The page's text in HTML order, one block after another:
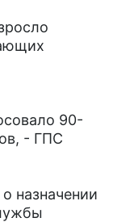
90-
- ГПС
назначении